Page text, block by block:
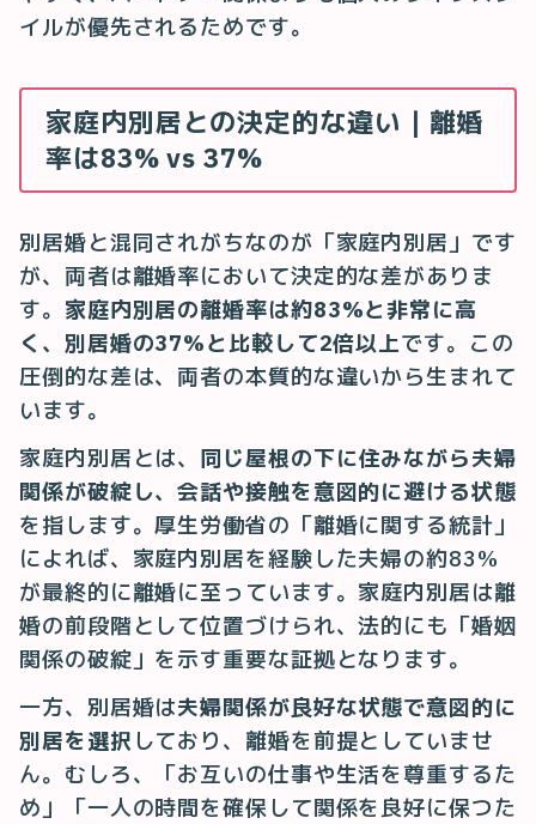
イルが優先されるためです。
家庭内別居との決定的な違い｜離婚
率は83% vs 37%
別居婚と混同されがちなのが「家庭内別居」です
が、両者は離婚率において決定的な差がありま
す。 家庭内別居の離婚率は約83%と非常に高
く、別居婚の37%と比較して2倍以上です。この
圧倒的な差は、両者の本質的な違いから生まれて
います。
家庭内別居とは、 同じ屋根の下に住みながら夫婦
関係が破綻し、会話や接触を意図的に避ける状態
を指します。厚生労働省の「離婚に関する統計」
によれば、家庭内別居を経験した夫婦の約83%
が最終的に離婚に至っています。家庭内別居は離
婚の前段階として位置づけられ、法的にも「婚姻
関係の破綻」を示す重要な証拠となります。
一方、別居婚は夫婦関係が良好な状態で意図的に
別居を選択 しており、離婚を前提としていませ
ん。むしろ、「お互いの仕事や生活を尊重するた
め」「一人の時間を確保して関係を良好に保つた